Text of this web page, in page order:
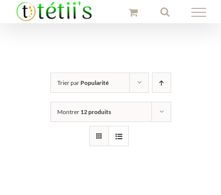
Passer
Trier par Popularité
Montrer 12 produits